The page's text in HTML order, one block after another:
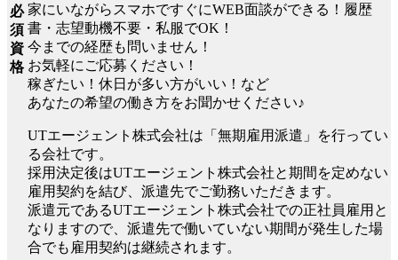
必
須
資
格
家にいながらスマホですぐにWEB面談ができる！履歴
書・志望動機不要・私服でOK！
今までの経歴も問いません！
お気軽にご応募ください！
稼ぎたい！休日が多い方がいい！など
あなたの希望の働き方をお聞かせください♪
UTエージェント株式会社は「無期雇用派遣」を行ってい
る会社です。
採用決定後はUTエージェント株式会社と期間を定めない
雇用契約を結び、派遣先でご勤務いただきます。
派遣元であるUTエージェント株式会社での正社員雇用と
なりますので、派遣先で働いていない期間が発生した場
合でも雇用契約は継続されます。